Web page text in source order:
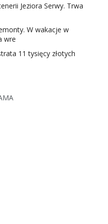
Jeziora Serwy. Trwa
W wakacje w
wre
11 tysięcy złotych